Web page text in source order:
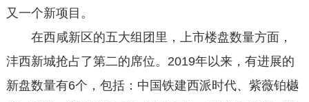
又一个新项目。
在西咸新区的五大组团里，上市楼盘数量方面，
沣西新城抢占了第二的席位。2019年以来，有进展的
新盘数量有6个，包括：中国铁建西派时代、紫薇铂樾